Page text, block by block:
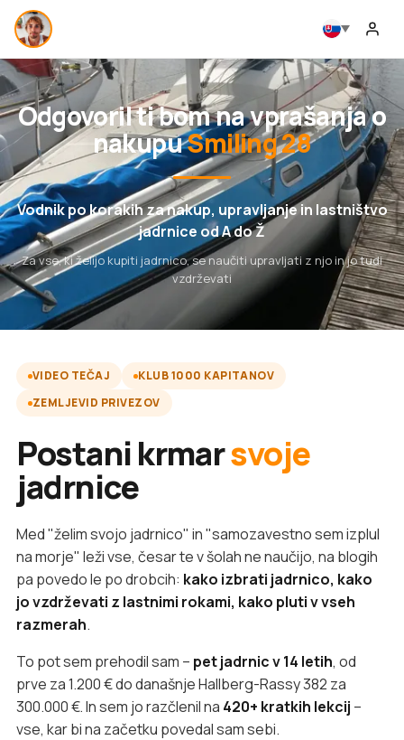
Odgovoril ti bom na vprašanja o
nakupuSmiling 28
Vodnik po korakih za nakup, upravljanje in lastništvo
jadrnice od A do Ž
Za vse, ki želijo kupiti jadrnico, se naučiti upravljati z njo in jo tudi
vzdrževati
VIDEO TEČAJ
KLUB 1000 KAPITANOV
ZEMLJEVID PRIVEZOV
Postani krmarsvoje
jadrnice
Med "želim svojo jadrnico" in "samozavestno sem izplul
na morje" leži vse, česar te v šolah ne naučijo, na blogih
pa povedo le po drobcih: kako izbrati jadrnico, kako
jo vzdrževati z lastnimi rokami, kako pluti v vseh
razmerah.
To pot sem prehodil sam – pet jadrnic v 14 letih, od
prve za 1.200 € do današnje Hallberg-Rassy 382 za
300.000 €. In sem jo razčlenil na 420+ kratkih lekcij –
vse, kar bi na začetku povedal sam sebi.